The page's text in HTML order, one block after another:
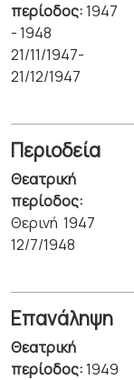
περίοδος:1947
- 1948
21/11/1947-
21/12/1947
Περιοδεία
Θεατρική
περίοδος:
Θερινή 1947
12/7/1948
Επανάληψη
Θεατρική
περίοδος:1949